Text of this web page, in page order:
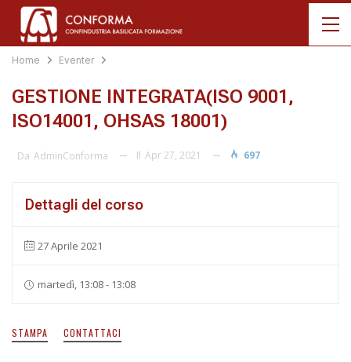
Home Eventer
GESTIONE INTEGRATA(ISO 9001,
ISO14001, OHSAS 18001)
Da AdminConforma Il Apr 27, 2021 697
Dettagli del corso
27 Aprile 2021
martedì, 13:08 - 13:08
STAMPA CONTATTACI